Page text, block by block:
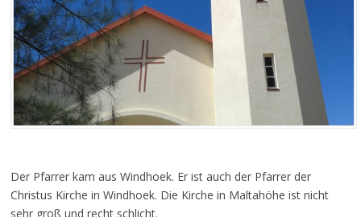
Der Pfarrer kam aus Windhoek. Er ist auch der Pfarrer der
Christus Kirche in Windhoek. Die Kirche in Maltahöhe ist nicht
sehr groß und recht schlicht.